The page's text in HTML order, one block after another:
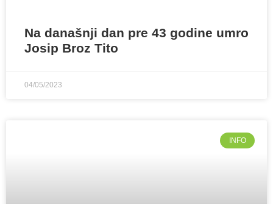
Na današnji dan pre 43 godine umro
Josip Broz Tito
04/05/2023
INFO